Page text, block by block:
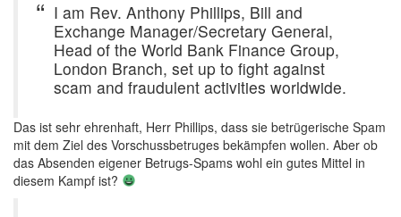
I am Rev. Anthony Phillips, Bill and
Exchange Manager/Secretary General,
Head of the World Bank Finance Group,
London Branch, set up to fight against
scam and fraudulent activities worldwide.
Das ist sehr ehrenhaft, Herr Phillips, dass sie betrügerische Spam
mit dem Ziel des Vorschussbetruges bekämpfen wollen. Aber ob
das Absenden eigener Betrugs-Spams wohl ein gutes Mittel in
diesem Kampf ist?